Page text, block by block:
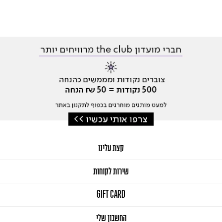
קצת עלינו
שירות לקוחות
GIFT CARD
החשבון שלי